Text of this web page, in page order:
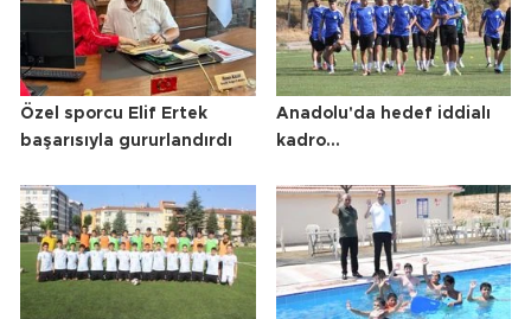
Özel sporcu Elif Ertek
başarısıyla gururlandırdı
Anadolu'da hedef iddialı
kadro...